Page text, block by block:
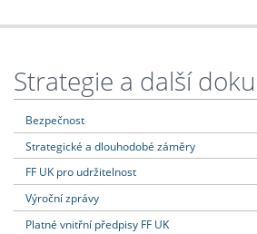
Strategie a další
Bezpečnost
Strategické a dlouhodobé záměry
FF UK pro udržitelnost
Výroční zprávy
Platné vnitřní předpisy FF UK